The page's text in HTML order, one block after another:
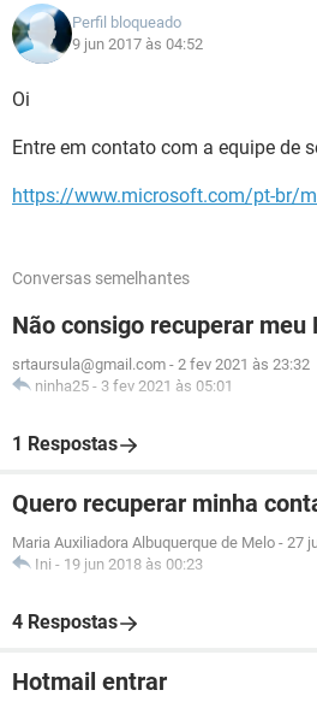
Perfil bloqueado
9 jun 2017 às 04:52
Oi
Entre em contato com a equipe de
https://www.microsoft.com/pt-br/
Conversas semelhantes
Não consigo recuperar
srtaursula@gmail.com - 2 fev 2021 às 23:32
ninha25 - 3 fev 2021 às 05:01
1 Respostas
Quero recuperar minha
Maria Auxiliadora Albuquerque de Melo - 27
Ini - 19 jun 2018 às 00:23
4 Respostas
Hotmail entrar